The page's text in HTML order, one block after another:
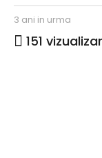
i
i
s
c
ri
3 ani in urma
n
151